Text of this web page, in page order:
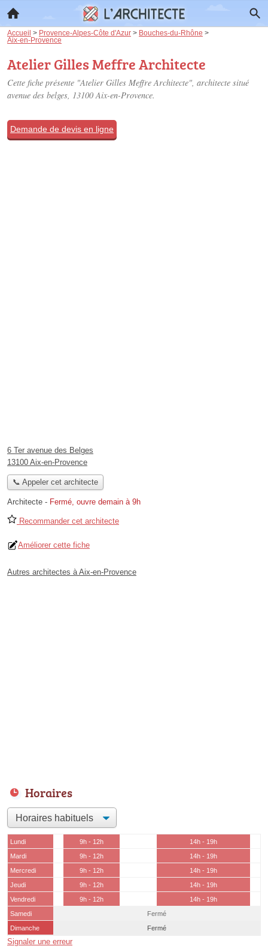
Accueil > Provence-Alpes-Côte d'Azur > Bouches-du-Rhône >
Aix-en-Provence
Atelier Gilles Meffre Architecte
Cette fiche présente "Atelier Gilles Meffre Architecte", architecte situé
avenue des belges, 13100 Aix-en-Provence.
Demande de devis en ligne
6 Ter avenue des Belges
13100 Aix-en-Provence
📞 Appeler cet architecte
Architecte - Fermé, ouvre demain à 9h
Recommander cet architecte
Améliorer cette fiche
Autres architectes à Aix-en-Provence
Horaires
Lundi 9h - 12h
14h - 19h
Mardi
9h - 12h
14h - 19h
Mercredi
9h - 12h
14h - 19h
Jeudi
9h - 12h
14h - 19h
Vendredi
9h - 12h
14h - 19h
Samedi
Fermé
Dimanche
Fermé
Signaler une erreur